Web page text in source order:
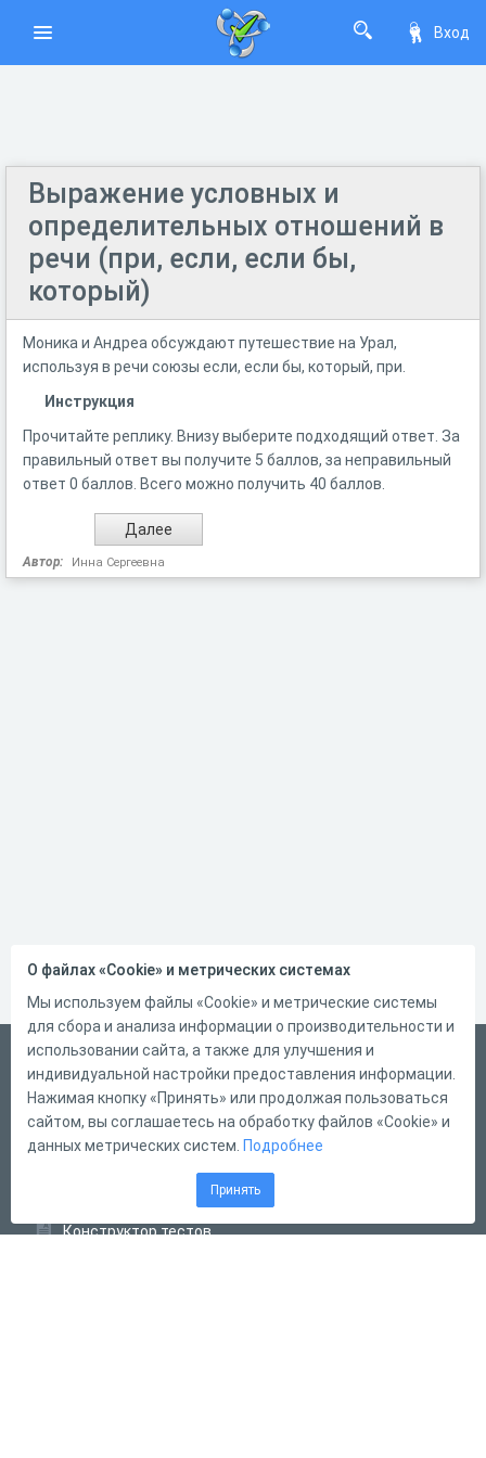
Вход
Выражение условных и
определительных отношений в
речи (при, если, если бы,
который)
Моника и Андреа обсуждают путешествие на Урал,
используя в речи союзы если, если бы, который, при.
Инструкция
Прочитайте реплику. Внизу выберите подходящий ответ. За
правильный ответ вы получите 5 баллов, за неправильный
ответ 0 баллов. Всего можно получить 40 баллов.
Автор: Инна Сергеевна
Русский
Справка
Форма обратной связи
Конструктор тестов
О файлах «Cookie» и метрических системах
Мы используем файлы «Cookie» и метрические системы
для сбора и анализа информации о производительности и
использовании сайта, а также для улучшения и
индивидуальной настройки предоставления информации.
Нажимая кнопку «Принять» или продолжая пользоваться
сайтом, вы соглашаетесь на обработку файлов «Cookie» и
данных метрических систем. Подробнее
Принять